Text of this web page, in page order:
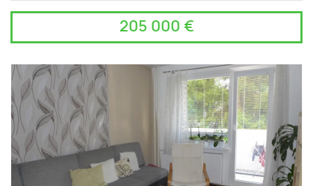
205 000 €